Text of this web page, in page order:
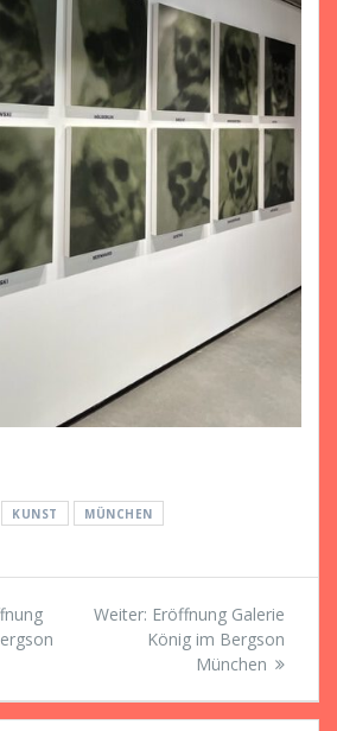
KUNST MÜNCHEN
Weiter: Nächster
Beitrag:
Eröffnung Galerie
König im Bergson
München